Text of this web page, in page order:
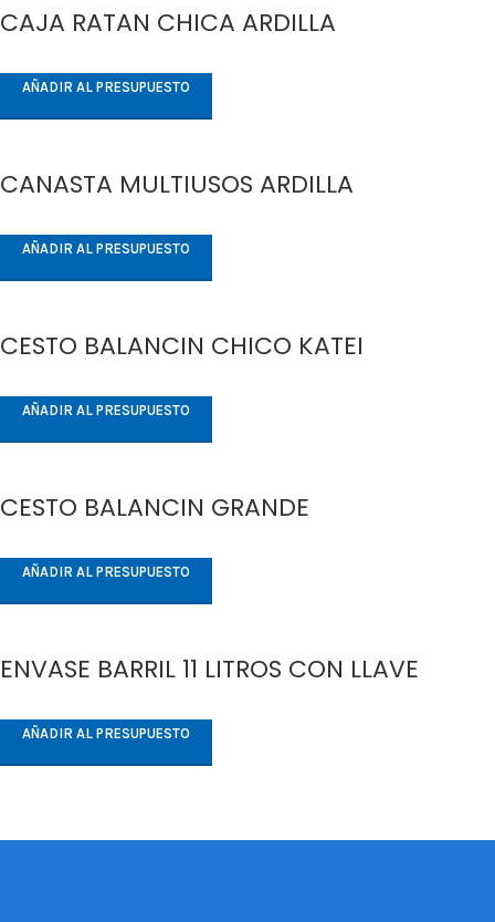
CAJA RATAN CHICA ARDILLA
AÑADIR AL PRESUPUESTO
CANASTA MULTIUSOS ARDILLA
AÑADIR AL PRESUPUESTO
CESTO BALANCIN CHICO KATEI
AÑADIR AL PRESUPUESTO
CESTO BALANCIN GRANDE
AÑADIR AL PRESUPUESTO
ENVASE BARRIL 11 LITROS CON LLAVE
AÑADIR AL PRESUPUESTO